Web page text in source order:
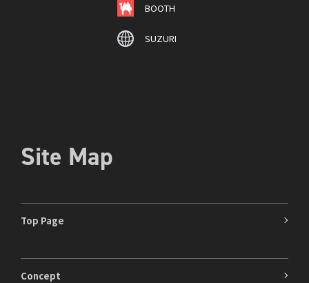
BOOTH
SUZURI
Site Map
Top Page
Concept